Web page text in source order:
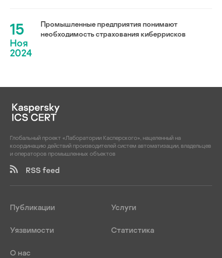
15
Ноя
2024
Промышленные предприятия понимают
необходимость страхования киберрисков
Глобальный проект «Лаборатории Касперского», нацеленный на
координацию действий производителей систем автоматизации, владельцев
и операторов промышленных объектов
RSS feed
Публикации Услуги
Уязвимости Статистика
О нас